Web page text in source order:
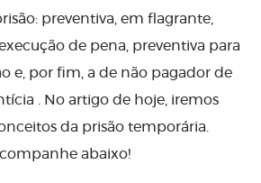
preventiva, em flagrante,
de pena, preventiva para
e, por fim, a de não pagador de
. No artigo de hoje, iremos
da prisão temporária.
abaixo!